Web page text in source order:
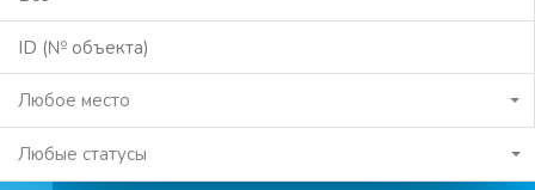
Любое место
Любые статусы